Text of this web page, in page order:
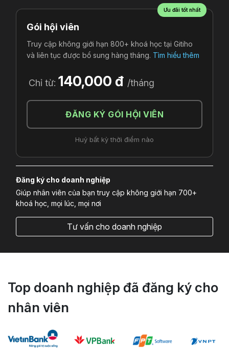
Ưu đãi tốt nhất
Gói hội viên
Truy cập không giới hạn 800+ khoá học tại Gitiho
và liên tục được bổ sung hàng tháng. Tìm hiểu thêm
Chỉ từ: 140,000 đ /tháng
ĐĂNG KÝ GÓI HỘI VIÊN
Huỷ bất kỳ thời điểm nào
Đăng ký cho doanh nghiệp
Giúp nhân viên của bạn truy cập không giới hạn 700+
khoá học, mọi lúc, mọi nơi
Tư vấn cho doanh nghiệp
Top doanh nghiệp đã đăng ký cho
nhân viên